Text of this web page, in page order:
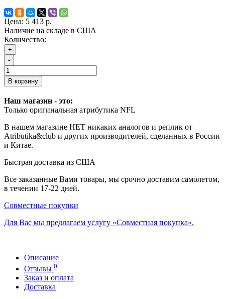
Цена: 5 413 р.
Наличие на складе в США
Количество:
+
-
В корзину
Наш магазин - это:
Только оригинальная атрибутика NFL
В нашем магазине НЕТ никаких аналогов и реплик от
Atributika&club и других производителей, сделанных в России
и Китае.
Быстрая доставка из США
Все заказанные Вами товары, мы срочно доставим самолетом,
в течении 17-22 дней.
Совместные покупки
Для Вас мы предлагаем услугу «Совместная покупка».
Описание
Отзывы 0
Заказ и оплата
Доставка